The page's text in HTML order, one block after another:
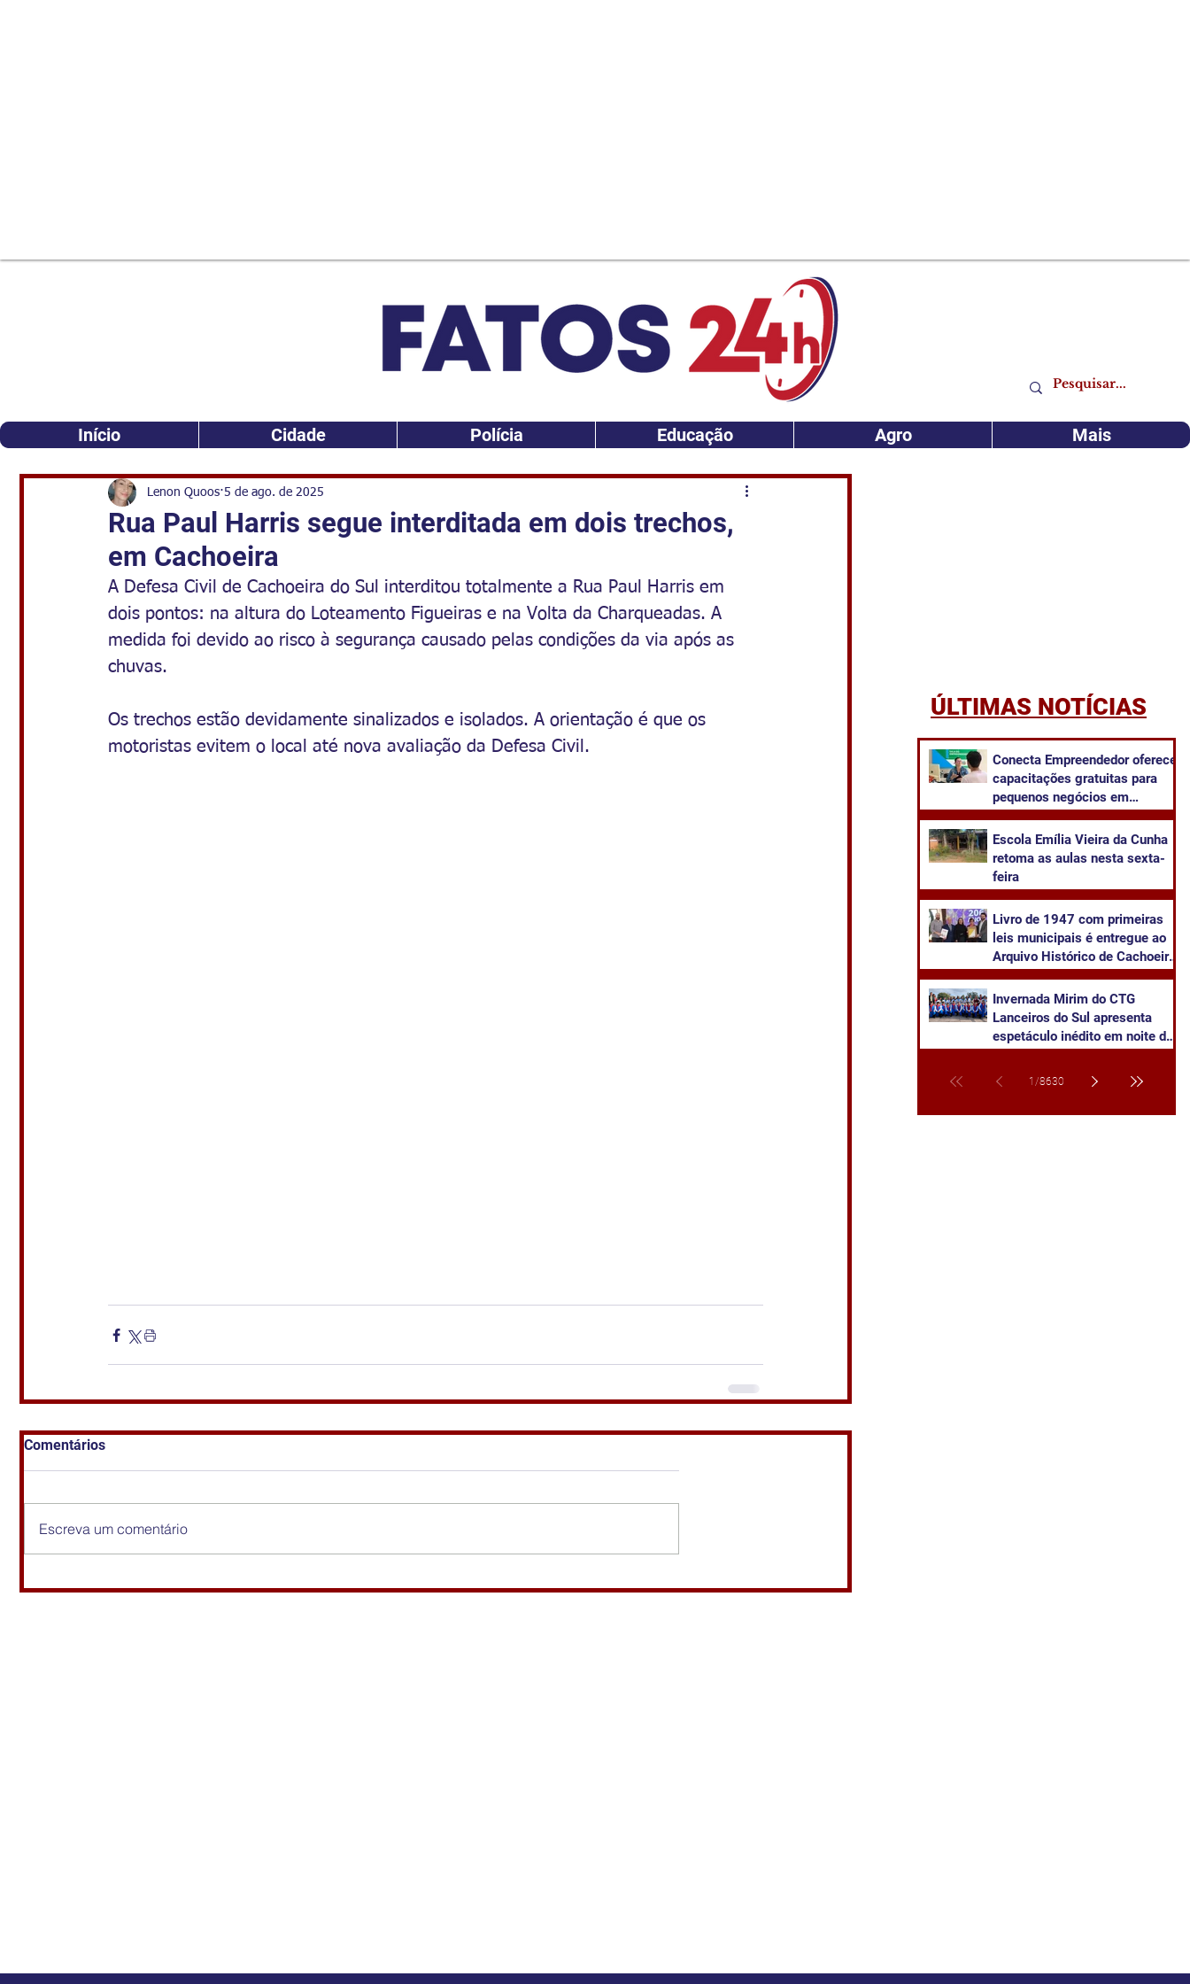
Início Cidade Polícia Educação Agro Mais
Rua Paul Harris segue interditada em dois trechos,
em Cachoeira
Lenon Quoos 5 de ago. de 2025
A Defesa Civil de Cachoeira do Sul interditou totalmente a Rua Paul Harris em
dois pontos: na altura do Loteamento Figueiras e na Volta da Charqueadas. A
medida foi devido ao risco à segurança causado pelas condições da via após as
chuvas.
Os trechos estão devidamente sinalizados e isolados. A orientação é que os
motoristas evitem o local até nova avaliação da Defesa Civil.
Comentários
Escreva um comentário
ÚLTIMAS NOTÍCIAS
Conecta Empreendedor oferece
capacitações gratuitas para
pequenos negócios em
​Escola Emília Vieira da Cunha
retoma as aulas nesta sexta-
feira
Livro de 1947 com primeiras
leis municipais é entregue ao
Arquivo Histórico de Cachoeira
Invernada Mirim do CTG
Lanceiros do Sul apresenta
espetáculo inédito em noite de
1 /8630